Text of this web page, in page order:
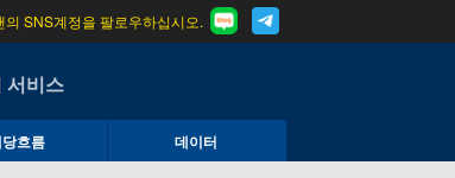
SNS계정을 팔로우하십시오.
서비스
흐름
데이터